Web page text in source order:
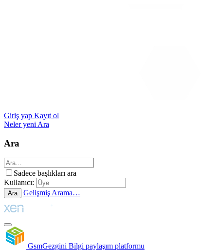
Giriş yap Kayıt ol
Neler yeni Ara
Ara
Sadece başlıkları ara
Kullanıcı:
Ara Gelişmiş Arama…
GsmGezgini Bilgi paylaşım platformu